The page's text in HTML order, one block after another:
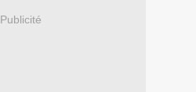
Publicité